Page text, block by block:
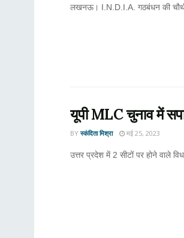
लखनऊ। I.N.D.I.A. गठबंधन की चौथी
यूपी MLC चुनाव में
BY स्कंदिता मिश्रा मई 25, 2023
उत्तर प्रदेश में 2 सीटों पर होने वाले